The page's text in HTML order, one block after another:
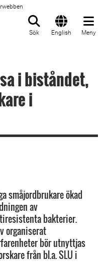
Sök English Meny
i biståndet,
i
småjordbrukare ökad
av
bakterier.
organiserat
bör utnyttjas
från bl.a. SLU i